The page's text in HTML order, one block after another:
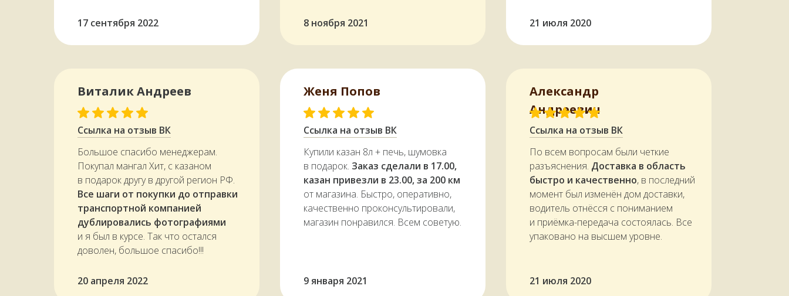
Купили казан 8л + печь, шумовка
в подарок. Заказ сделали в 17.00,
казан привезли в 23.00, за 200 км
от магазина. Быстро, оперативно,
качественно проконсультировали,
магазин понравился. Всем советую.
По всем вопросам были четкие
разъяснения. Доставка в область
быстро и качественно, в последний
момент был изменён дом доставки,
водитель отнёсся с пониманием
и приёмка-передача состоялась. Все
упаковано на высшем уровне.
Большое спасибо менеджерам.
Покупал мангал Хит, с казаном
в подарок другу в другой регион РФ.
Все шаги от покупки до отправки
транспортной компанией
дублировались фотографиями
и я был в курсе. Так что остался
доволен, большое спасибо!!!
Ссылка на отзыв ВК Ссылка на отзыв ВК
Ссылка на отзыв ВК
Виталик Андреев Женя Попов
Александр
Андреевич
20 апреля 2022 9 января 2021 21 июля 2020
17 сентября 2022 8 ноября 2021 21 июля 2020